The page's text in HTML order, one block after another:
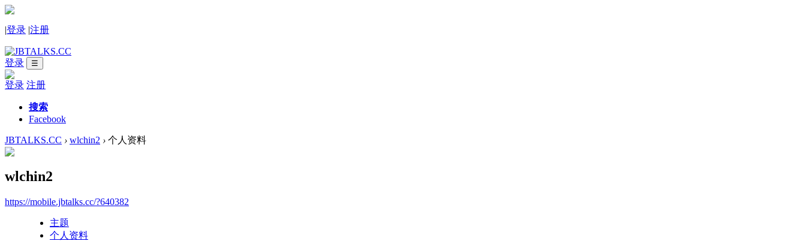
|登录 |注册
登录 ☰
登录 注册
搜索
Facebook
JBTALKS.CC › wlchin2 › 个人资料
wlchin2
https://mobile.jbtalks.cc/?640382
主题
个人资料